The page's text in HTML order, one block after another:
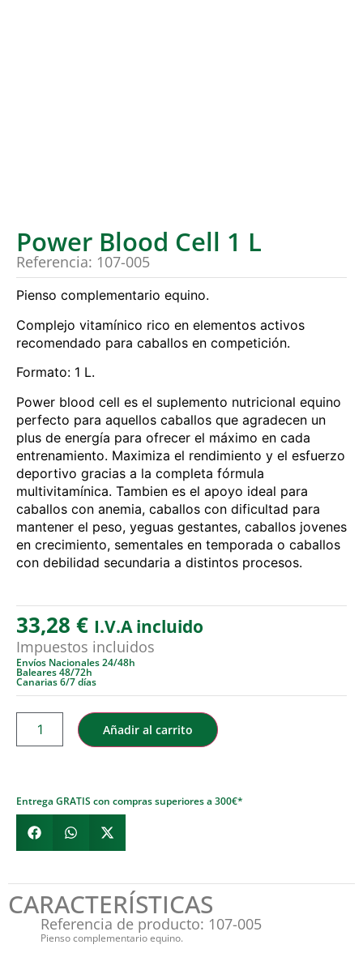
Power Blood Cell 1 L
Referencia: 107-005
Pienso complementario equino.
Complejo vitamínico rico en elementos activos
recomendado para caballos en competición.
Formato: 1 L.
Power blood cell es el suplemento nutricional equino
perfecto para aquellos caballos que agradecen un
plus de energía para ofrecer el máximo en cada
entrenamiento. Maximiza el rendimiento y el esfuerzo
deportivo gracias a la completa fórmula
multivitamínica. Tambien es el apoyo ideal para
caballos con anemia, caballos con dificultad para
mantener el peso, yeguas gestantes, caballos jovenes
en crecimiento, sementales en temporada o caballos
con debilidad secundaria a distintos procesos.
33,28 € I.V.A incluido
Impuestos incluidos
Envíos Nacionales 24/48h
Baleares 48/72h
Canarias 6/7 días
Añadir al carrito
Entrega GRATIS con compras superiores a 300€*
CARACTERÍSTICAS
Referencia de producto: 107-005
Pienso complementario equino.